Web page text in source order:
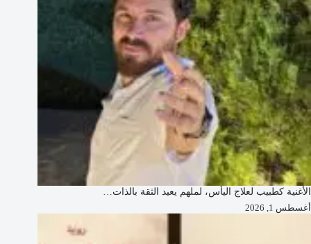
الأغنية كطبيب لعلاج اليأس، لملهم يعيد الثقة بالذات…
أغسطس 1, 2026